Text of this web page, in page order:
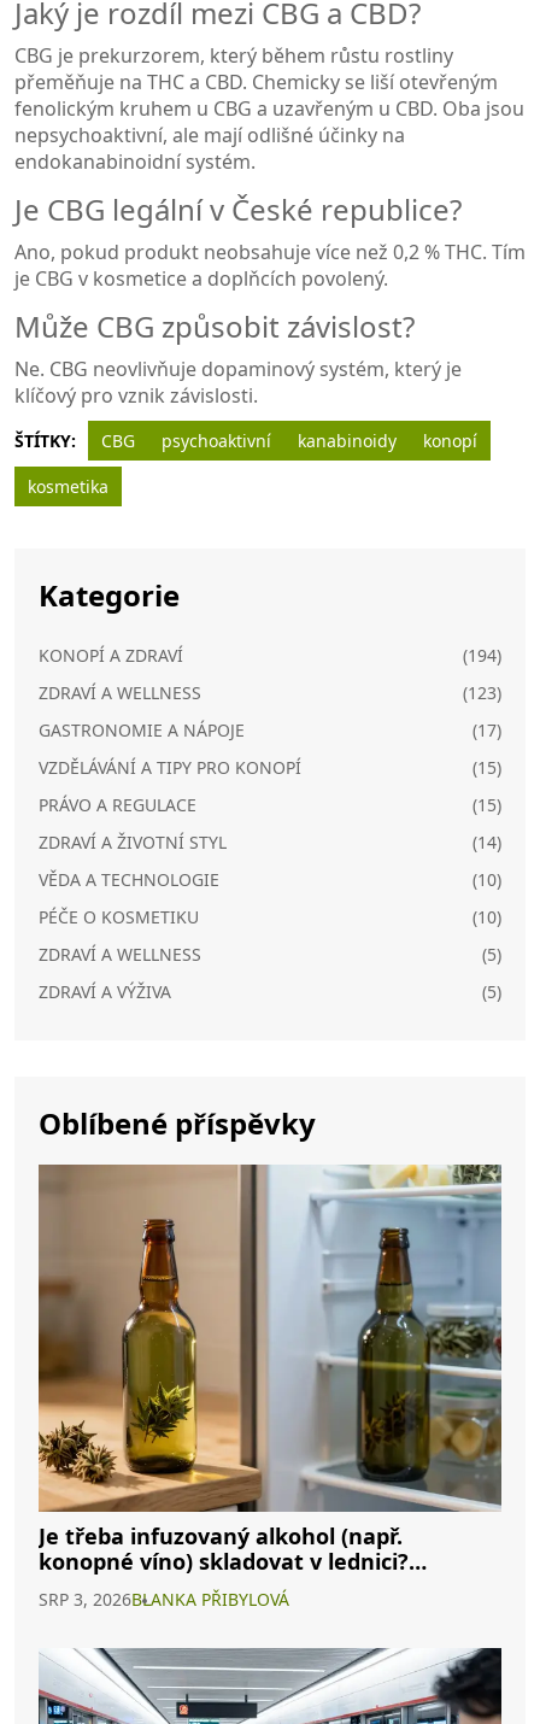
Jaký je rozdíl mezi CBG a CBD?
CBG je prekurzorem, který během růstu rostliny
přeměňuje na THC a CBD. Chemicky se liší otevřeným
fenolickým kruhem u CBG a uzavřeným u CBD. Oba jsou
nepsychoaktivní, ale mají odlišné účinky na
endokanabinoidní systém.
Je CBG legální v České republice?
Ano, pokud produkt neobsahuje více než 0,2 % THC. Tím
je CBG v kosmetice a doplňcích povolený.
Může CBG způsobit závislost?
Ne. CBG neovlivňuje dopaminový systém, který je
klíčový pro vznik závislosti.
ŠTÍTKY: CBG psychoaktivní kanabinoidy
konopí
kosmetika
Kategorie
KONOPÍ A ZDRAVÍ
(194)
ZDRAVÍ A WELLNESS
(123)
GASTRONOMIE A NÁPOJE
(17)
VZDĚLÁVÁNÍ A TIPY PRO KONOPÍ
(15)
PRÁVO A REGULACE
(15)
ZDRAVÍ A ŽIVOTNÍ STYL
(14)
VĚDA A TECHNOLOGIE
(10)
PÉČE O KOSMETIKU
(10)
ZDRAVÍ A WELLNESS
(5)
ZDRAVÍ A VÝŽIVA
(5)
Oblíbené příspěvky
Je třeba infuzovaný alkohol (např.
konopné víno) skladovat v lednici?
Kompletní průvodce
SRP 3, 2026BLANKA PŘIBYLOVÁ